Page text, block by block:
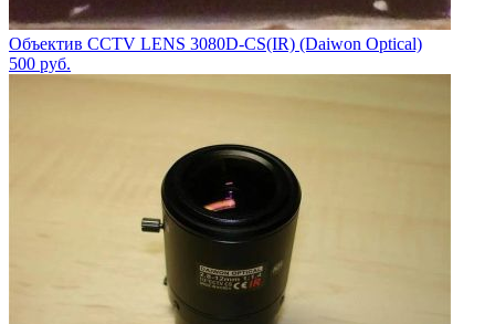
Объектив CCTV LENS 3080D-CS(IR) (Daiwon Optical)
500 руб.